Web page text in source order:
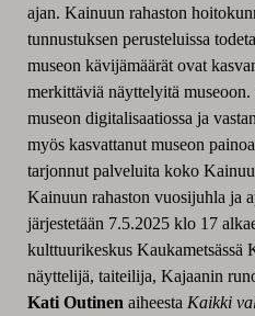
ajan. Kainuun rahaston
tunnustuksen perusteluissa
museon kävijämäärät ovat
merkittäviä näyttelyitä
museon digitalisaatiossa ja
myös kasvattanut museon
tarjonnut palveluita koko
Kainuun rahaston vuosijuhla ja
järjestetään 7.5.2025 klo 17
kulttuurikeskus Kaukametsässä
näyttelijä, taiteilija, Kajaanin
Kati Outinen aiheesta Kaikki